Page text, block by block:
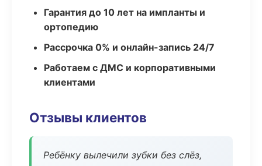
Гарантия до 10 лет на импланты и
ортопедию
Рассрочка 0% и онлайн-запись 24/7
Работаем с ДМС и корпоративными
клиентами
Отзывы клиентов
Ребёнку вылечили зубки без слёз,